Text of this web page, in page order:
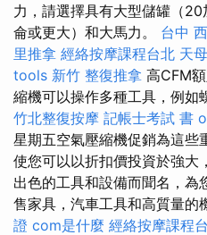
力，請選擇具有大型儲罐（
侖或更大）和大馬力。 台中
里推拿 經絡按摩課程台北 天
tools 新竹 整復推拿 高CFM
縮機可以操作多種工具，例如
竹北整復按摩 記帳士考試 書
星期五空氣壓縮機促銷為這些
使您可以以折扣價投資於強
出色的工具和設備而聞名，為
售家具，汽車工具和高質量的
證 com是什麼 經絡按摩課程